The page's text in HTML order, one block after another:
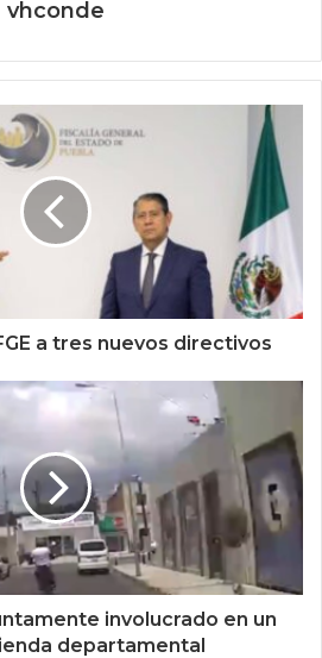
vhconde
a tres nuevos directivos
involucrado en un
departamental